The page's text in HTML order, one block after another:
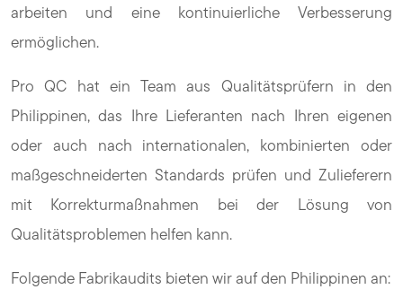
arbeiten und eine kontinuierliche Verbesserung
ermöglichen.
Pro QC hat ein Team aus Qualitätsprüfern in den
Philippinen, das Ihre Lieferanten nach Ihren eigenen
oder auch nach internationalen, kombinierten oder
maßgeschneiderten Standards prüfen und Zulieferern
mit Korrekturmaßnahmen bei der Lösung von
Qualitätsproblemen helfen kann.
Folgende Fabrikaudits bieten wir auf den Philippinen an: